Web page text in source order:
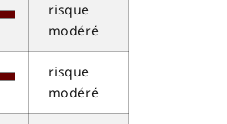
risque
modéré
risque
modéré